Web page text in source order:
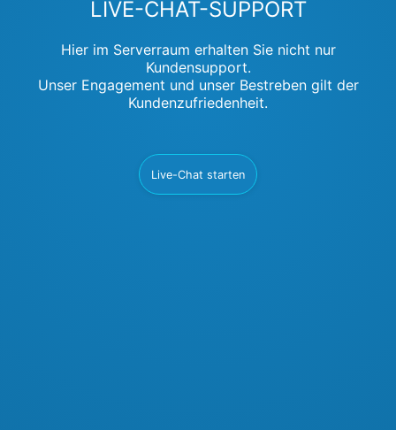
LIVE-CHAT-SUPPORT
Hier im Serverraum erhalten Sie nicht nur
Kundensupport.
Unser Engagement und unser Bestreben gilt der
Kundenzufriedenheit.
Live-Chat starten